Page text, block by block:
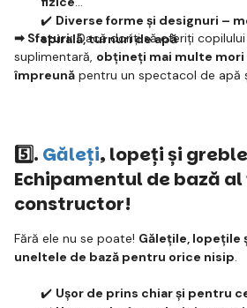
✔️ Diverse forme și designuri –
spirală, turnuri de apă
➡ Sfaturi:Dacă doriți să oferiți
suplimentară, obțineți mai multe
împreună pentru un spectacol de apă
5️⃣. Găleți, lopeți și
Echipamentul de bază
constructor!
Fără ele nu se poate! Gălețile, lopețile
uneltele de bază pentru orice nisip.
✔️ Ușor de prins chiar și pentru